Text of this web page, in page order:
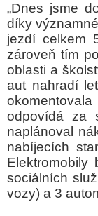
„Dnes jsme
díky
jezdí celkem
zároveň tím
oblasti a
aut nahradí
odpovídá za
naplánoval
nabíjecích
sociálních
vozy) a 3